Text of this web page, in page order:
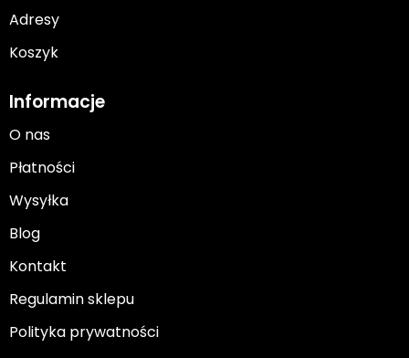
Adresy
Koszyk
Informacje
O nas
Płatności
Wysyłka
Blog
Kontakt
Regulamin sklepu
Polityka prywatności